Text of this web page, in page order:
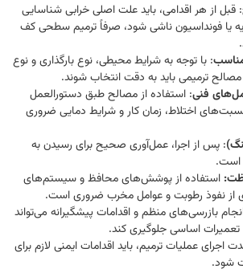
: قبل از هر اقدامی، باید علت اصلی خرابی شناسایی
یا فونداسیون ناشی شود، صرفاً ترمیم سطحی کف
: با توجه به شرایط محیطی، نوع بارگذاری و نوع
مصالح ترمیمی باید به دقت انتخاب شوند.​
فنی: استفاده از مصالح طبق دستورالعمل
اختلاط، زمان کار و شرایط دمایی ضروری
: پس از اجرا، عمل‌آوری صحیح برای رسیدن به
است.​
استفاده از پوشش‌های محافظ و سیستم‌های
از نفوذ رطوبت و عوامل مخرب ضروری است.​
بازرسی‌های منظم و اقدامات پیشگیرانه می‌تواند
اساسی جلوگیری کند.​
اجرای عملیات ترمیم، باید اقدامات ایمنی لازم برای
شود.​